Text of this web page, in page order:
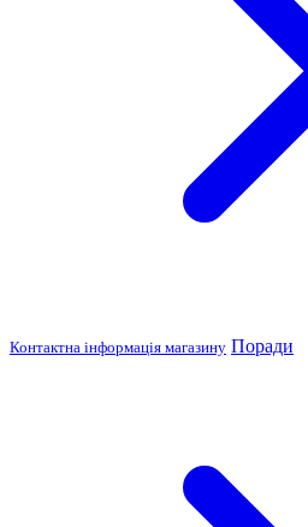
Контактна інформація магазину Поради